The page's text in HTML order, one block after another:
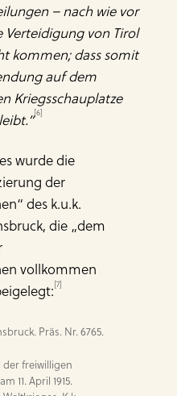
– nach wie vor
Verteidigung von Tirol
kommen; dass somit
auf dem
Kriegsschauplatze
[6]
wurde die
der
des k.u.k.
die „dem
vollkommen
[7]
Präs. Nr. 6765.
freiwilligen
11. April 1915.